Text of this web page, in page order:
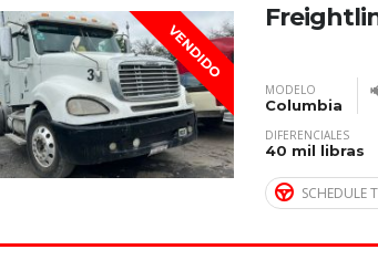
VENDIDO
MODELO
Columbia
DIFERENCIALES
40 mil libras
SCHEDULE